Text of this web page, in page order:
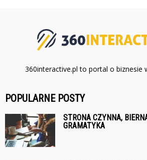
360interactive.pl to portal o biznesie
POPULARNE POSTY
STRONA CZYNNA,
GRAMATYKA